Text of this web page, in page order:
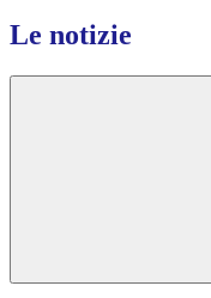
Le notizie